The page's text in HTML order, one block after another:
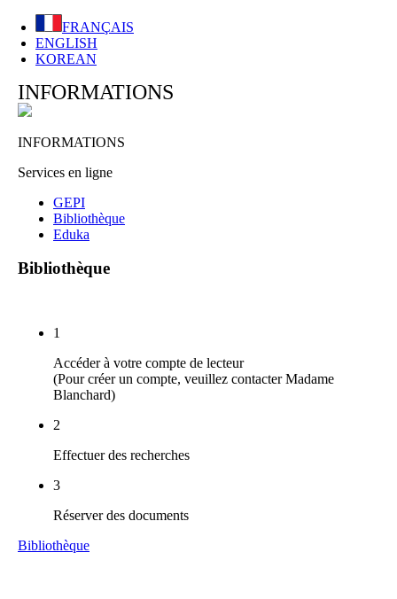
FRANÇAIS
ENGLISH
KOREAN
INFORMATIONS
INFORMATIONS
Services en ligne
GEPI
Bibliothèque
Eduka
Bibliothèque
1
Accéder à votre compte de lecteur
(Pour créer un compte, veuillez contacter Madame
Blanchard)
2
Effectuer des recherches
3
Réserver des documents
Bibliothèque